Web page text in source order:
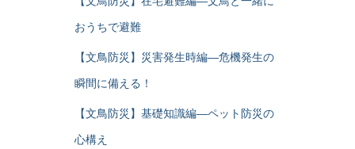
おうちで避難
【文鳥防災】災害発生時編―危機発生の
瞬間に備える！
【文鳥防災】基礎知識編―ペット防災の
心構え